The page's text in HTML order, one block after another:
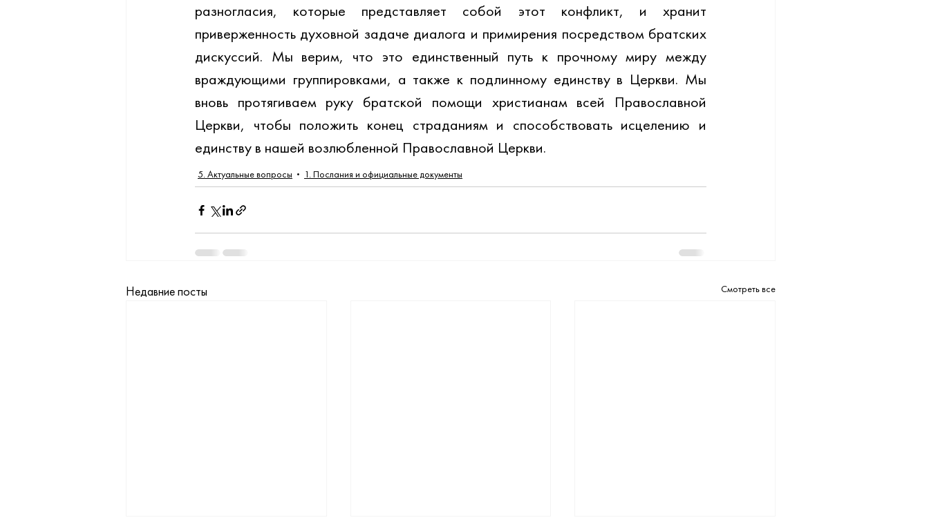
разногласия, которые представляет собой этот конфликт, и хранит
приверженность духовной задаче диалога и примирения посредством братских
дискуссий. Мы верим, что это единственный путь к прочному миру между
враждующими группировками, а также к подлинному единству в Церкви. Мы
вновь протягиваем руку братской помощи христианам всей Православной
Церкви, чтобы положить конец страданиям и способствовать исцелению и
единству в нашей возлюбленной Православной Церкви.
5. Актуальные вопросы 1. Послания и официальные документы
Недавние посты Смотреть все